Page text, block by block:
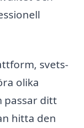
svets-
olika
passar ditt
hitta den